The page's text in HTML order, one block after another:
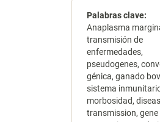
Palabras clave:
Anaplasma
transmisión de
enfermedades,
pseudogenes,
génica, ganado
sistema
morbosidad,
transmission, gene